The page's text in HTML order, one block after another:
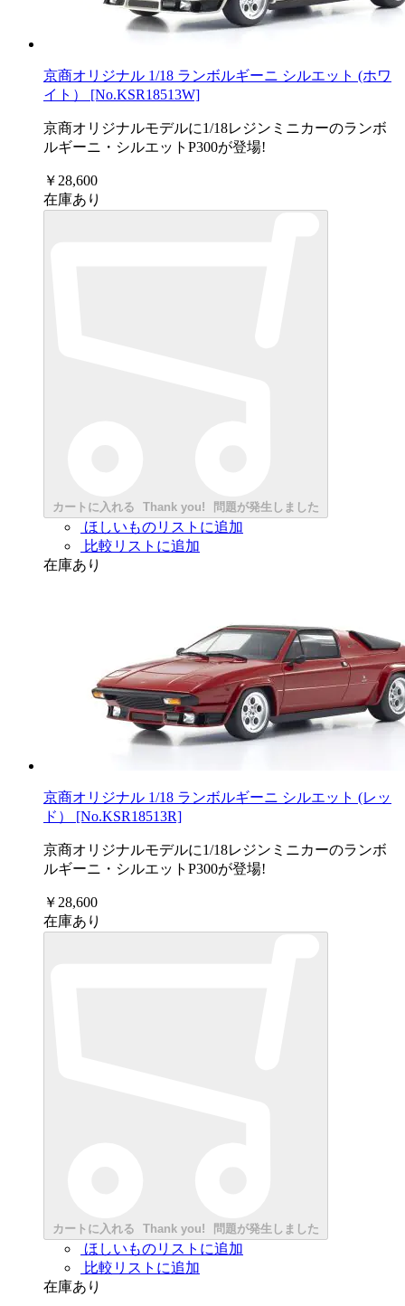
京商オリジナル 1/18 ランボルギーニ シルエット (ホワ
イト） [No.KSR18513W]
京商オリジナルモデルに1/18レジンミニカーのランボ
ルギーニ・シルエットP300が登場!
￥28,600
在庫あり
カートに入れる Thank you! 問題が発生しました
ほしいものリストに追加
比較リストに追加
在庫あり
京商オリジナル 1/18 ランボルギーニ シルエット (レッ
ド） [No.KSR18513R]
京商オリジナルモデルに1/18レジンミニカーのランボ
ルギーニ・シルエットP300が登場!
￥28,600
在庫あり
カートに入れる Thank you! 問題が発生しました
ほしいものリストに追加
比較リストに追加
在庫あり